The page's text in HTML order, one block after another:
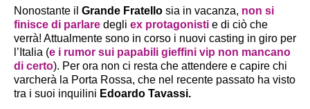
Nonostante il Grande Fratello sia in vacanza, non si
finisce di parlare degli ex protagonisti e di ciò che
verrà! Attualmente sono in corso i nuovi casting in giro per
l’Italia (e i rumor sui papabili gieffini vip non mancano
di certo). Per ora non ci resta che attendere e capire chi
varcherà la Porta Rossa, che nel recente passato ha visto
tra i suoi inquilini Edoardo Tavassi.